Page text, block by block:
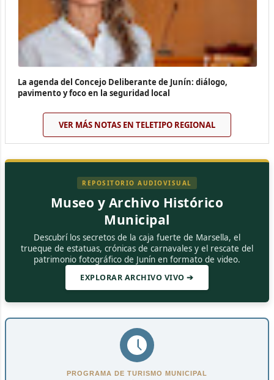
La agenda del Concejo Deliberante de Junín: diálogo,
pavimento y foco en la seguridad local
VER MÁS NOTAS EN TELETIPO REGIONAL
REPOSITORIO AUDIOVISUAL
Museo y Archivo Histórico
Municipal
Descubrí los secretos de la caja fuerte de Marsella, el
trueque de estatuas, crónicas de carnavales y el rescate del
patrimonio fotográfico de Junín en formato de video.
EXPLORAR ARCHIVO VIVO ➔
PROGRAMA DE TURISMO MUNICIPAL